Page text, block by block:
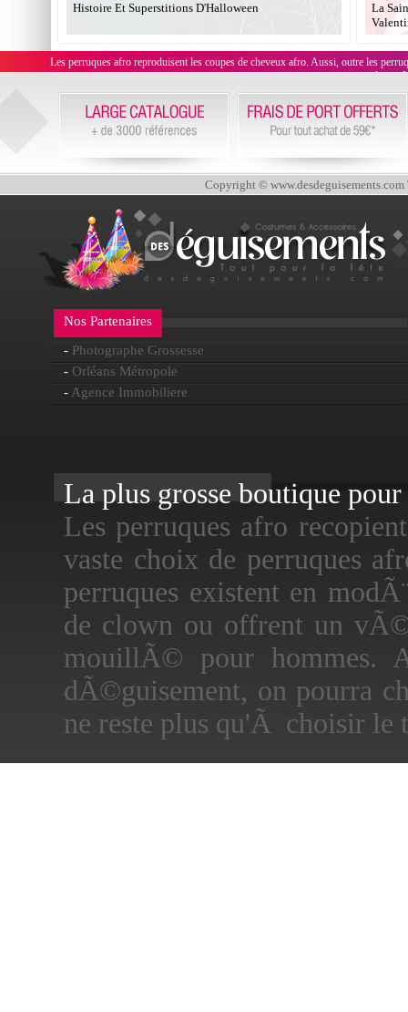
Histoire Et Superstitions D'Halloween
La
Les perruques afro reproduisent les coupes de cheveux afro. Aussi, outre les
clown.
Copyright © www.desdeguisements.com
Nos Partenaires
- Photographe Grossesse
- Orléans Métropole
- Agence Immobiliere
La plus grosse boutique
Les perruques afro
vaste choix de perruques
perruques existent en
de clown ou offrent un
mouillÃ© pour hommes.
dÃ©guisement, on pourra
ne reste plus qu'Ã choisir le